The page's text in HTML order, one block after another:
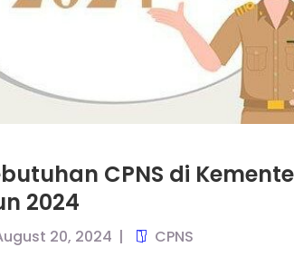
CPNS di
2024
20, 2024
CPNS